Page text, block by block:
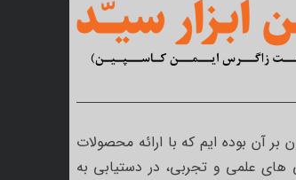
بر آن بوده ایم که با ارائه محصولات
های علمی و تجربی، در دستیابی به